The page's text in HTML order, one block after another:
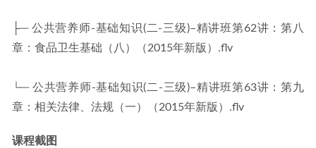
├─ 公共营养师-基础知识(二-三级)–精讲班第62讲：第八
章：食品卫生基础（八）（2015年新版）.flv
└─ 公共营养师-基础知识(二-三级)–精讲班第63讲：第九
章：相关法律、法规（一）（2015年新版）.flv
课程截图